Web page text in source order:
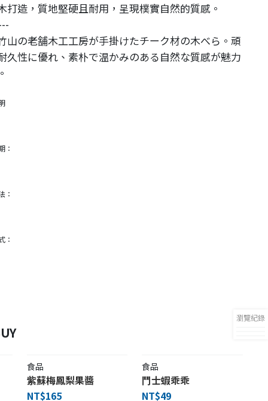
打造，質地堅硬且耐用，呈現樸實自然的質感。
山の老舗木工工房が手掛けたチーク材の木べら。頑
久性に優れ、素朴で温かみのある自然な質感が魅力
：
：
：
瀏覽紀錄
食品
紫蘇梅鳳梨果醬
NT$165
食品
鬥士蝦乖乖
NT$49